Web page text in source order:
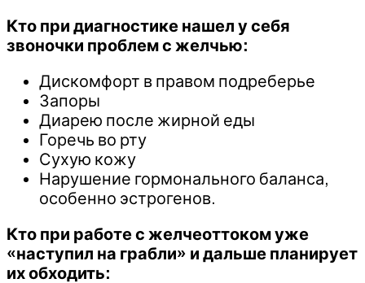
Кто при диагностике нашел у себя
звоночки проблем с желчью:
Дискомфорт в правом подреберье
Запоры
Диарею после жирной еды
Горечь во рту
Сухую кожу
Нарушение гормонального баланса,
особенно эстрогенов.
Кто при работе с желчеоттоком уже
«наступил на грабли» и дальше планирует
их обходить: